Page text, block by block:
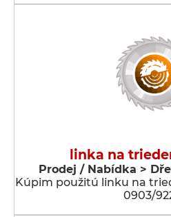
linka na
Prodej / Nabídka >
Kúpim použitú linku na
0903/